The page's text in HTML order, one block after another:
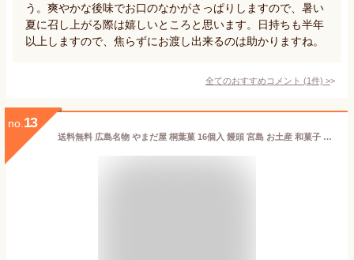
う。爽やかな後味でお口のなかがさっぱりしますので、暑い
夏に召し上がる際は嬉しいところと思います。日持ちも半年
以上しますので、焦らずにお渡し出来るのは助かりますね。
全てのおすすめコメント (1件) >
no. 13
送料無料 広島名物 やまだ屋 桐葉菓 16個入 饅頭 宮島 お土産 和菓子 銀座tau G7広島サミット